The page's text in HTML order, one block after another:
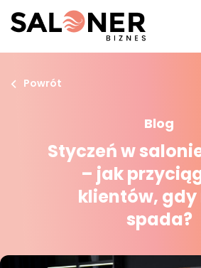
Powrót
Blog
Styczeń w
– jak
klientów, gdy
spada?